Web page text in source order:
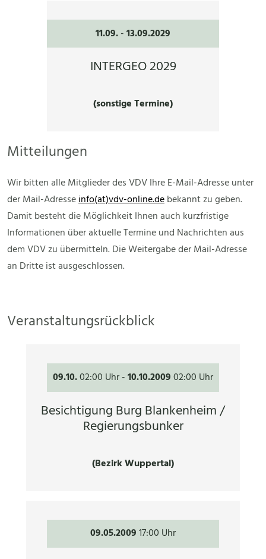
11.09.-13.09.2029
INTERGEO 2029
(sonstige Termine)
Mitteilungen
Wir bitten alle Mitglieder des VDV Ihre E-Mail-Adresse unter
der Mail-Adresseinfo(at)vdv-online.debekannt zu geben.
Damit besteht die Möglichkeit Ihnen auch kurzfristige
Informationen über aktuelle Termine und Nachrichten aus
dem VDV zu übermitteln. Die Weitergabe der Mail-Adresse
an Dritte ist ausgeschlossen.
Veranstaltungsrückblick
09.10.02:00 Uhr-10.10.200902:00 Uhr
Besichtigung Burg Blankenheim /
Regierungsbunker
(Bezirk Wuppertal)
09.05.200917:00 Uhr